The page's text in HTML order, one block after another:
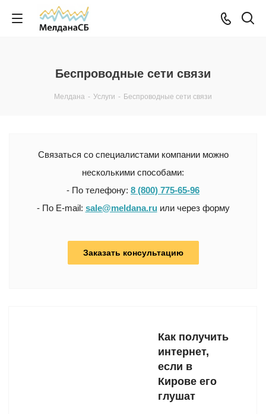
Беспроводные сети связи
Мелдана - Услуги - Беспроводные сети связи
Связаться со специалистами компании можно
несколькими способами:
- По телефону: 8 (800) 775-65-96
- По E-mail: sale@meldana.ruили через форму
Заказать консультацию
Как получить
интернет,
если в
Кирове его
глушат